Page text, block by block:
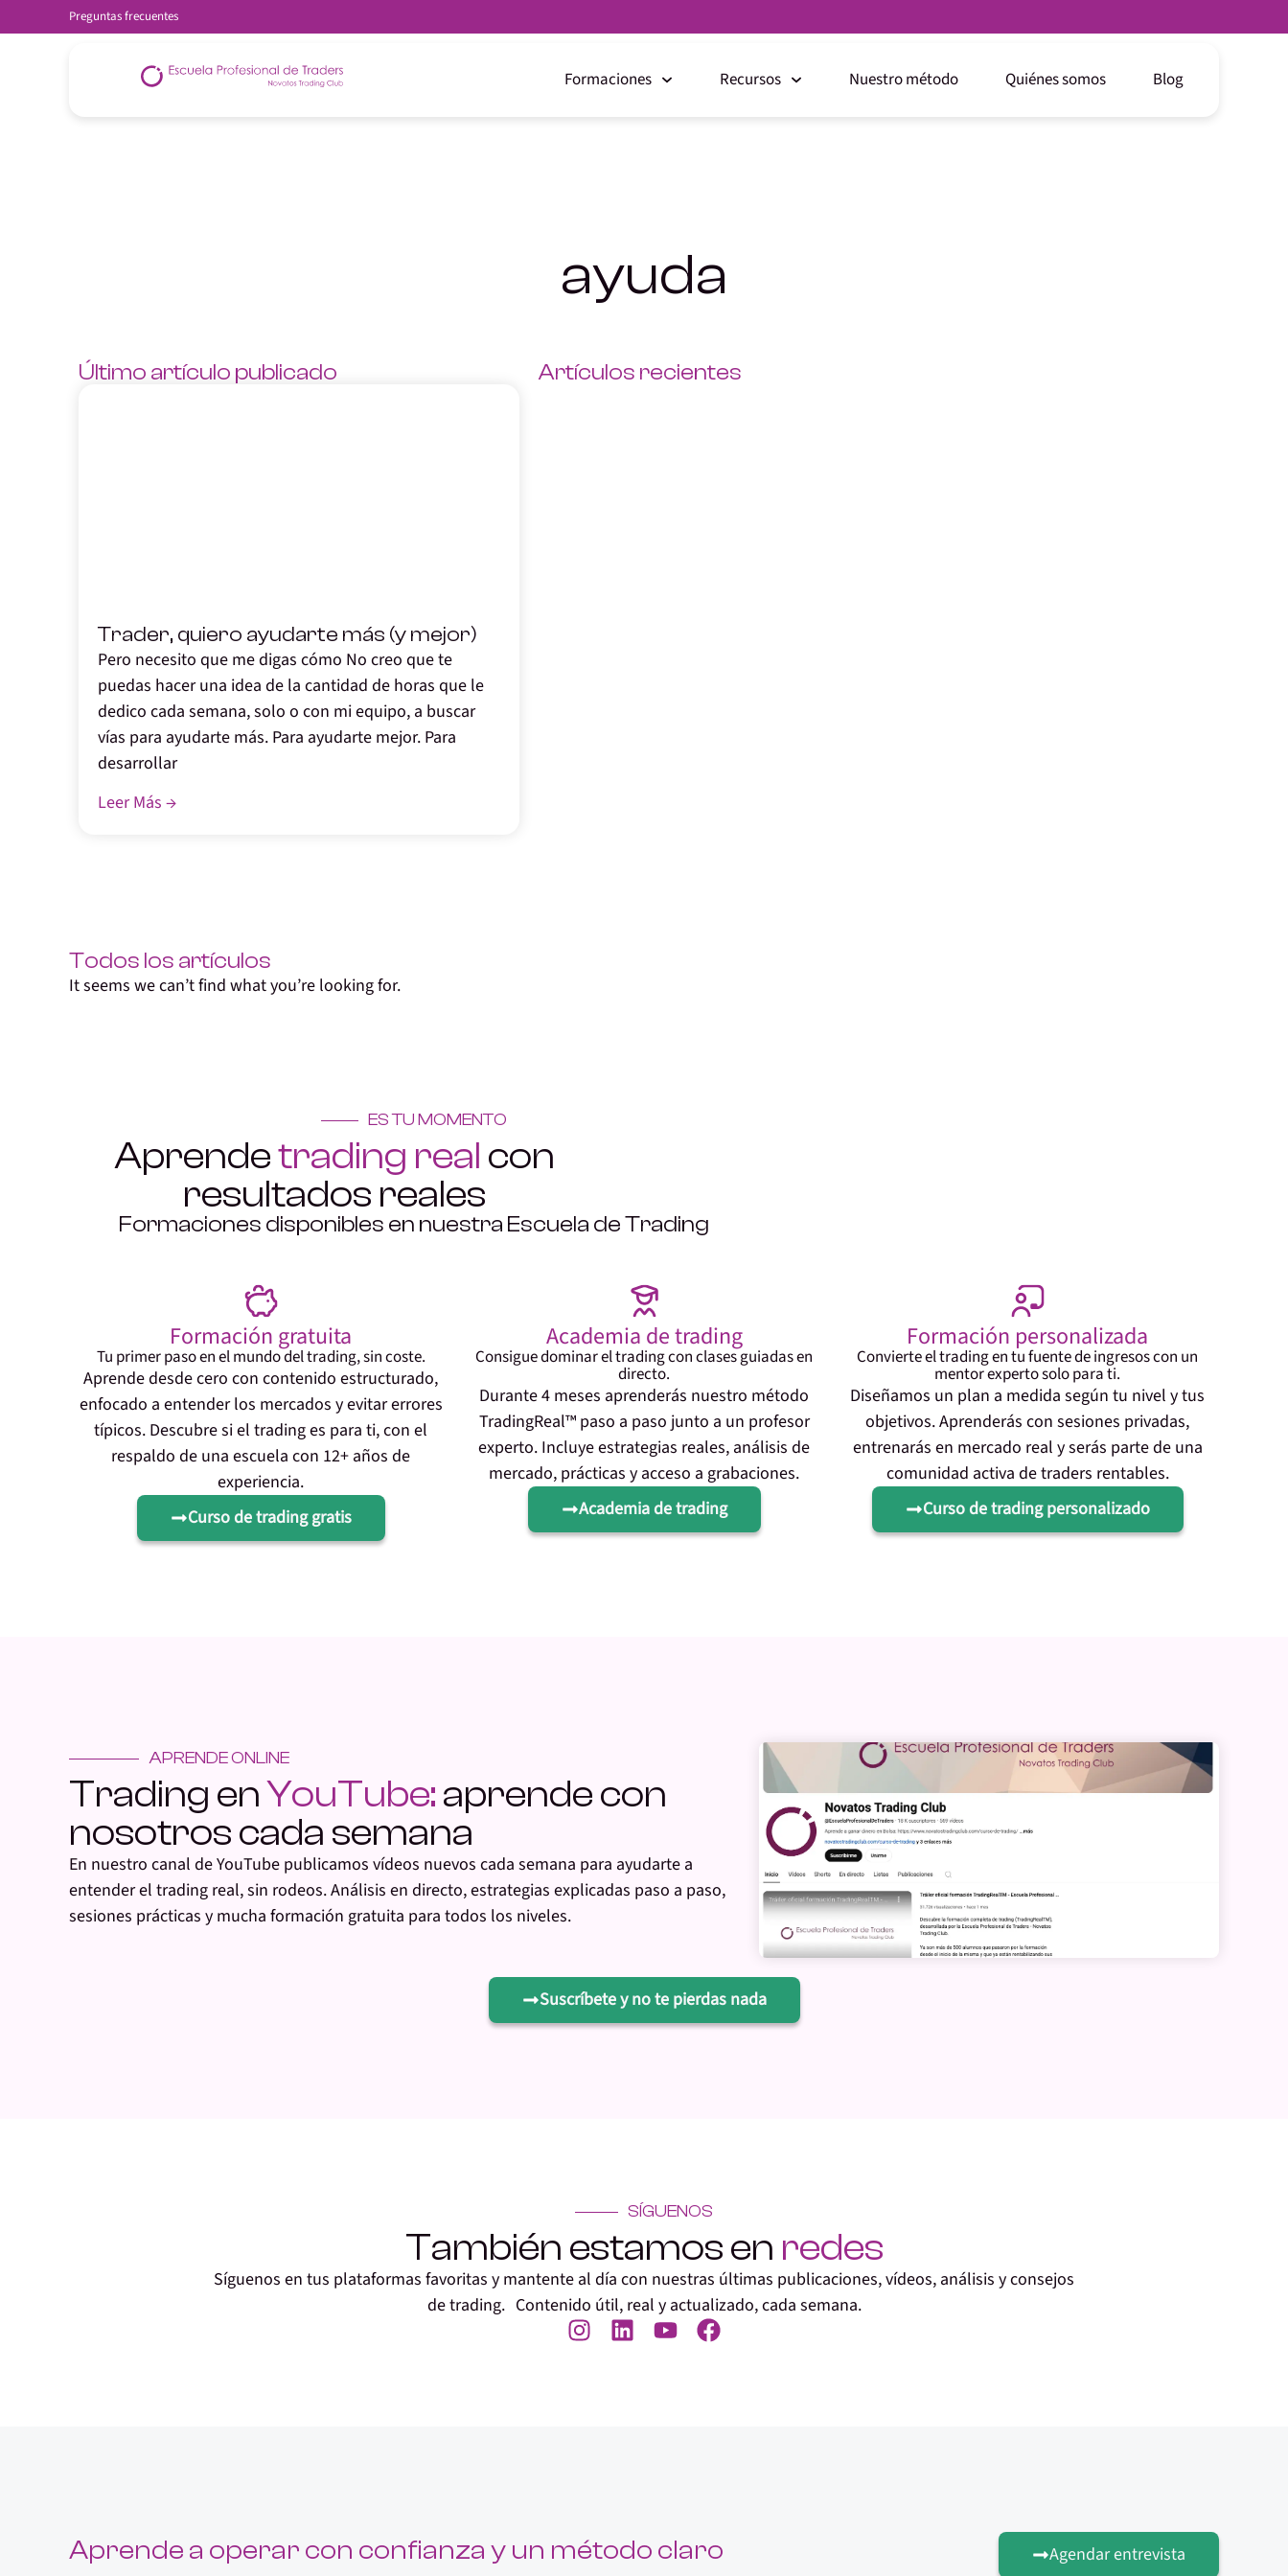
Preguntas frecuentes
Formaciones Recursos Nuestro método Quiénes somos Blog
ayuda
Último artículo publicado
Trader, quiero ayudarte más (y mejor)
Pero necesito que me digas cómo No creo que te
puedas hacer una idea de la cantidad de horas que le
dedico cada semana, solo o con mi equipo, a buscar
vías para ayudarte más. Para ayudarte mejor. Para
desarrollar
Leer Más →
Artículos recientes
Todos los artículos
It seems we can’t find what you’re looking for.
ES TU MOMENTO
Aprendetrading real con
resultados reales
Formaciones disponibles en nuestra Escuela de Trading
Formación gratuita
Tu primer paso en el mundo del trading, sin coste.
Aprende desde cero con contenido estructurado,
enfocado a entender los mercados y evitar errores
típicos. Descubre si el trading es para ti, con el
respaldo de una escuela con 12+ años de
experiencia.
Curso de trading gratis
Academia de trading
Consigue dominar el trading con clases guiadas en
directo.
Durante 4 meses aprenderás nuestro método
TradingReal™ paso a paso junto a un profesor
experto. Incluye estrategias reales, análisis de
mercado, prácticas y acceso a grabaciones.
Academia de trading
Formación personalizada
Convierte el trading en tu fuente de ingresos con un
mentor experto solo para ti.
Diseñamos un plan a medida según tu nivel y tus
objetivos. Aprenderás con sesiones privadas,
entrenarás en mercado real y serás parte de una
comunidad activa de traders rentables.
Curso de trading personalizado
APRENDE ONLINE
Trading enYouTube:aprende con
nosotros cada semana
En nuestro canal de YouTube publicamos vídeos nuevos cada semana para ayudarte a
entender el trading real, sin rodeos. Análisis en directo, estrategias explicadas paso a paso,
sesiones prácticas y mucha formación gratuita para todos los niveles.
Suscríbete y no te pierdas nada
SÍGUENOS
También estamos en redes
Síguenos en tus plataformas favoritas y mantente al día con nuestras últimas publicaciones, vídeos, análisis y consejos
de trading. Contenido útil, real y actualizado, cada semana.
Aprende a operar con confianza y un método claro
Agendar entrevista